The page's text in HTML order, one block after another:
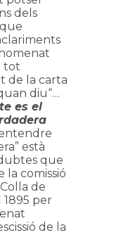
dels
tot
de la carta
diu“…
es el
està
que
la comissió
de
1895 per
de la